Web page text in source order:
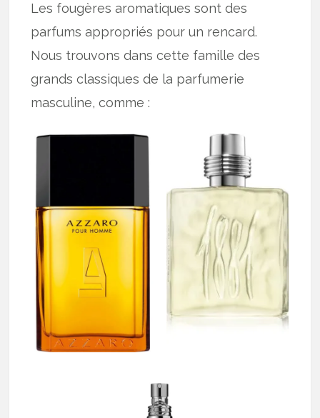
Les fougères aromatiques sont des
parfums appropriés pour un rencard.
Nous trouvons dans cette famille des
grands classiques de la parfumerie
masculine, comme :